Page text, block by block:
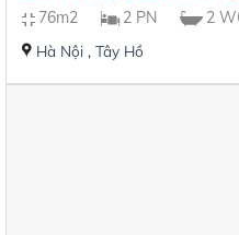
76m2 2 PN 2
Hà Nội, Tây Hồ